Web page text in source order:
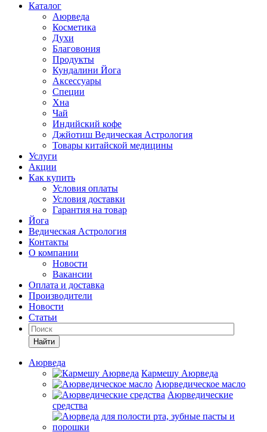
Каталог
Аюрведа
Косметика
Духи
Благовония
Продукты
Кундалини Йога
Аксессуары
Специи
Хна
Чай
Индийский кофе
Джйотиш Ведическая Астрология
Товары китайской медицины
Услуги
Акции
Как купить
Условия оплаты
Условия доставки
Гарантия на товар
Йога
Ведическая Астрология
Контакты
О компании
Новости
Вакансии
Оплата и доставка
Производители
Новости
Статьи
Найти
Аюрведа
Кармешу Аюрведа
Аюрведическое масло
Аюрведические
средства